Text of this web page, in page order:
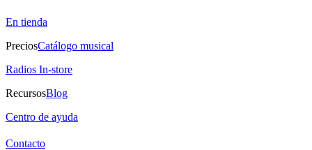
En tienda
PreciosCatálogo musical
Radios In-store
RecursosBlog
Centro de ayuda
Contacto